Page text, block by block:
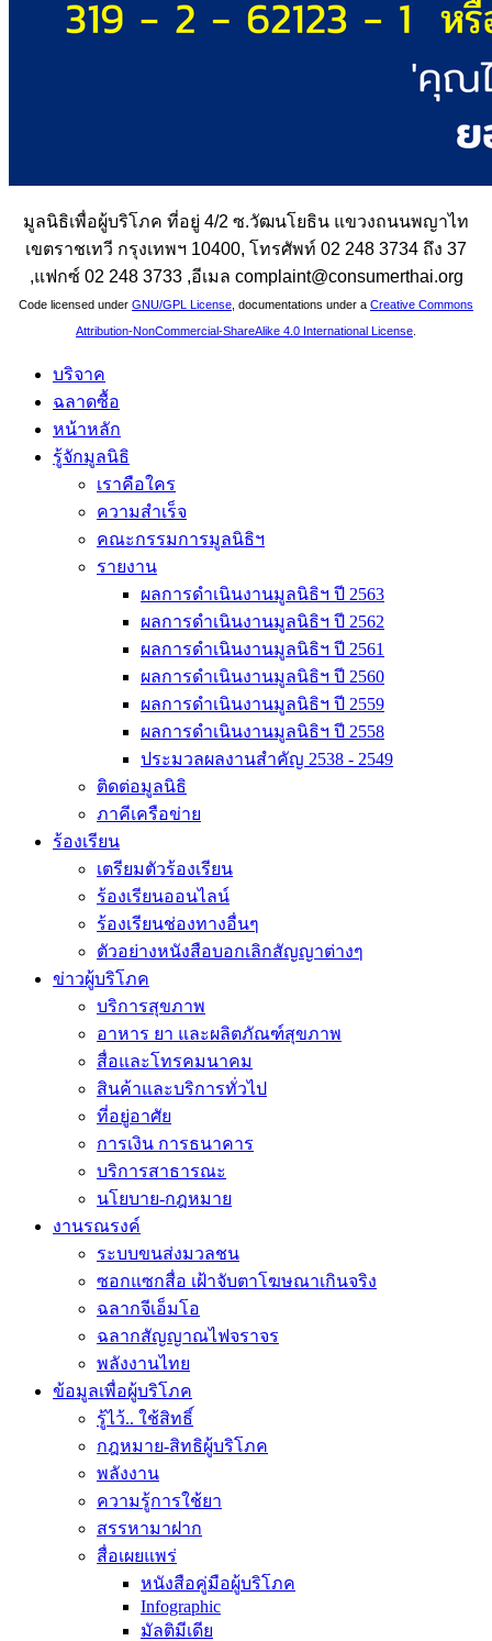
มูลนิธิเพื่อผู้บริโภค ที่อยู่ 4/2 ซ.วัฒนโยธิน แขวงถนนพญาไท
เขตราชเทวี กรุงเทพฯ 10400, โทรศัพท์ 02 248 3734 ถึง 37
,แฟกซ์ 02 248 3733 ,อีเมล complaint@consumerthai.org
Code licensed under GNU/GPL License , documentations under a Creative Commons
Attribution-NonCommercial-ShareAlike 4.0 International License
บริจาค
ฉลาดซื้อ
หน้าหลัก
รู้จักมูลนิธิ
เราคือใคร
ความสำเร็จ
คณะกรรมการมูลนิธิฯ
รายงาน
ผลการดำเนินงานมูลนิธิฯ ปี 2563
ผลการดำเนินงานมูลนิธิฯ ปี 2562
ผลการดำเนินงานมูลนิธิฯ ปี 2561
ผลการดำเนินงานมูลนิธิฯ ปี 2560
ผลการดำเนินงานมูลนิธิฯ ปี 2559
ผลการดำเนินงานมูลนิธิฯ ปี 2558
ประมวลผลงานสำคัญ 2538 - 2549
ติดต่อมูลนิธิ
ภาคีเครือข่าย
ร้องเรียน
เตรียมตัวร้องเรียน
ร้องเรียนออนไลน์
ร้องเรียนช่องทางอื่นๆ
ตัวอย่างหนังสือบอกเลิกสัญญาต่างๆ
ข่าวผู้บริโภค
บริการสุขภาพ
อาหาร ยา และผลิตภัณฑ์สุขภาพ
สื่อและโทรคมนาคม
สินค้าและบริการทั่วไป
ที่อยู่อาศัย
การเงิน การธนาคาร
บริการสาธารณะ
นโยบาย-กฎหมาย
งานรณรงค์
ระบบขนส่งมวลชน
ซอกแซกสื่อ เฝ้าจับตาโฆษณาเกินจริง
ฉลากจีเอ็มโอ
ฉลากสัญญาณไฟจราจร
พลังงานไทย
ข้อมูลเพื่อผู้บริโภค
รู้ไว้.. ใช้สิทธิ์
กฎหมาย-สิทธิผู้บริโภค
พลังงาน
ความรู้การใช้ยา
สรรหามาฝาก
สื่อเผยแพร่
หนังสือคู่มือผู้บริโภค
Infographic
มัลติมีเดีย